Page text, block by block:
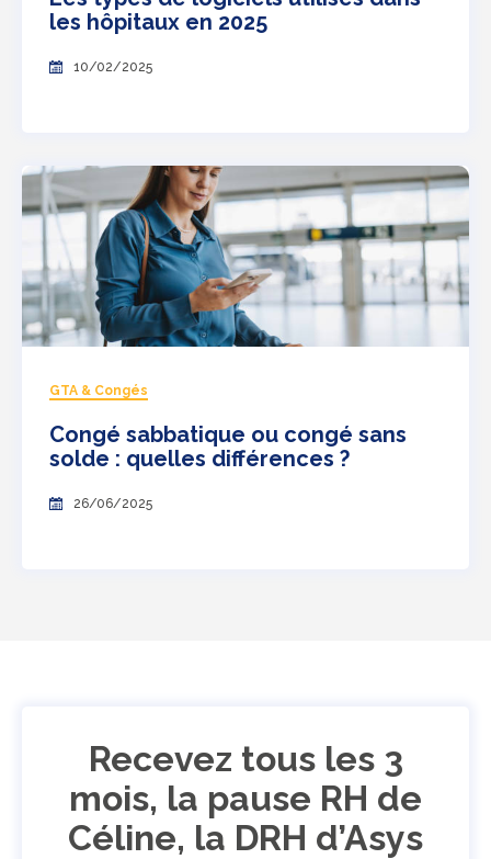
les hôpitaux en 2025
10/02/2025
GTA & Congés
Congé sabbatique ou congé sans
solde : quelles différences ?
26/06/2025
Recevez tous les 3
mois, la pause RH de
Céline, la DRH d’Asys